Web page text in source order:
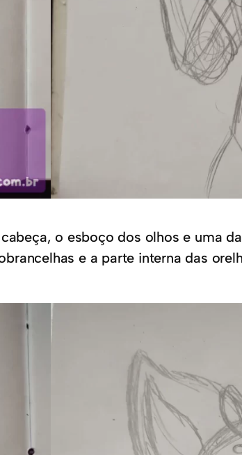
o esboço dos olhos e uma
e a parte interna das